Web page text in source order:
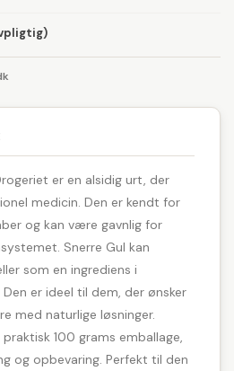
er en alsidig urt, der
medicin. Den er kendt for
og kan være gavnlig for
Snerre Gul kan
som en ingrediens i
er ideel til dem, der ønsker
med naturlige løsninger.
100 grams emballage,
og opbevaring. Perfekt til den